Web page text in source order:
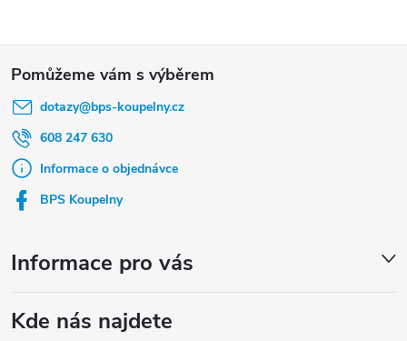
dotazy@bps-koupelny.cz
608 247 630
Informace o objednávce
BPS Koupelny
Informace pro vás
Kde nás najdete